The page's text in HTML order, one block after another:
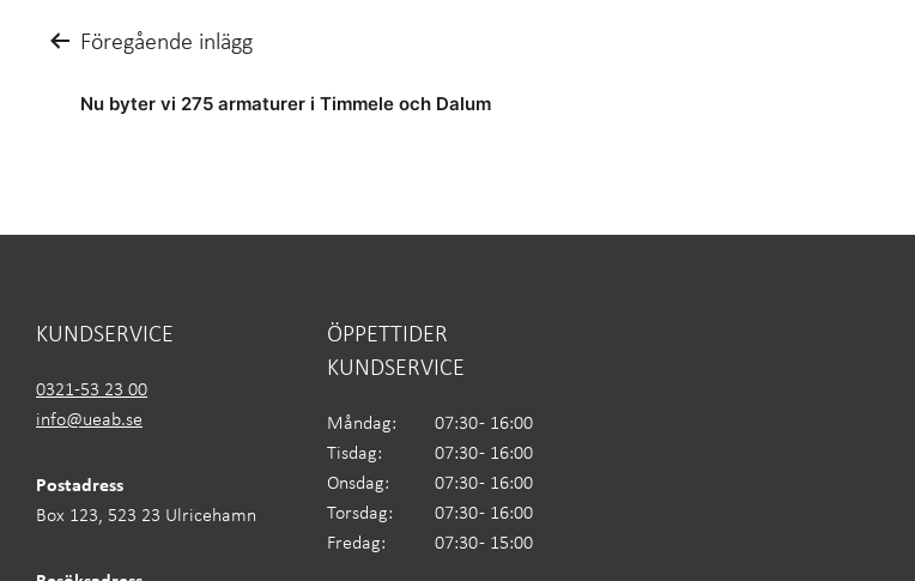
Inläggsnavigering
Föregående inlägg
Nu byter vi 275 armaturer i Timmele och Dalum
KUNDSERVICE
0321-53 23 00
info@ueab.se
Postadress
Box 123, 523 23 Ulricehamn
ÖPPETTIDER
KUNDSERVICE
Måndag:
07:30 - 16:00
Tisdag:
07:30 - 16:00
Onsdag:
07:30 - 16:00
Torsdag:
07:30 - 16:00
Fredag:
07:30 - 15:00